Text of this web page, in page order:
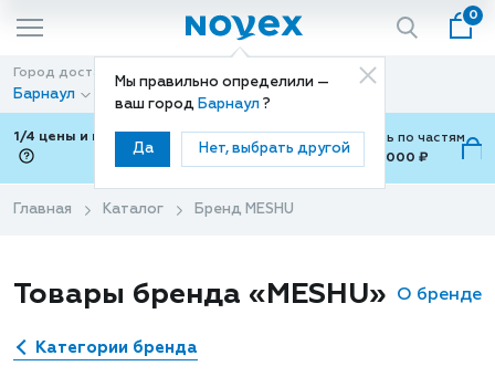
Мы правильно определили —
ваш город Барнаул ?
Да Нет, выбрать другой
0
Город доставки
Барнаул
Способ доставки
Доставка
1/4 цены и покупки ваши с Подели
Можно оплатить по частям
от 700 ₽ до 15,000 ₽
Главная Каталог Бренд MESHU
Товары бренда «MESHU» О бренде
Категории бренда